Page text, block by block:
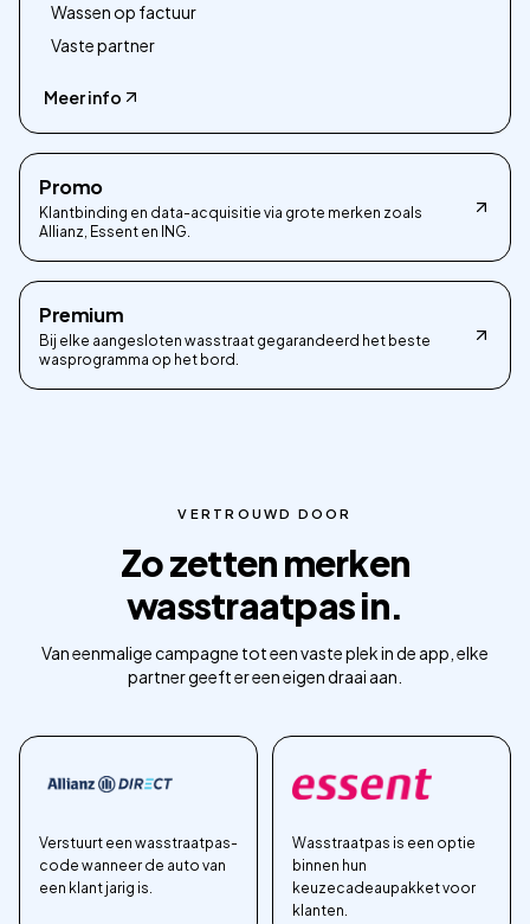
Wassen op factuur
Vaste partner
Meer info
Promo
Klantbinding en data-acquisitie via grote merken zoals
Allianz, Essent en ING.
Premium
Bij elke aangesloten wasstraat gegarandeerd het beste
wasprogramma op het bord.
VERTROUWD DOOR
Zo zetten merken
wasstraatpas in.
Van eenmalige campagne tot een vaste plek in de app, elke
partner geeft er een eigen draai aan.
Verstuurt een wasstraatpas-
code wanneer de auto van
een klant jarig is.
Wasstraatpas is een optie
binnen hun
keuzecadeaupakket voor
klanten.